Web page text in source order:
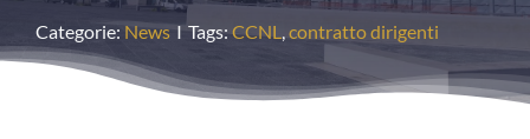
Contattaci
Categorie: News I Tags: CCNL,contratto dirigenti